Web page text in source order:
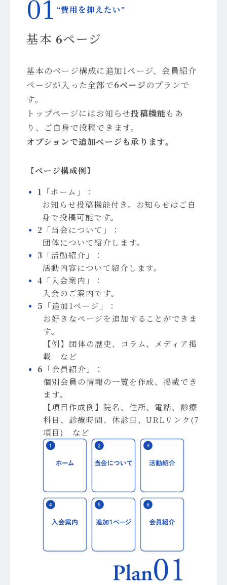
01 “費用を抑えたい”
基本 6ページ
基本のページ構成に追加1ページ、会員紹介
ページが入った全部で6ページのプランで
す。
トップページにはお知らせ投稿機能もあ
り、ご自身で投稿できます。
オプションで追加ページも承ります。
【ページ構成例】
1 「ホーム」：
お知らせ投稿機能付き。お知らせはご自
身で投稿可能です。
2 「当会について」：
団体について紹介します。
3 「活動紹介」：
活動内容について紹介します。
4 「入会案内」：
入会のご案内です。
5 「追加1ページ」：
お好きなページを追加することができま
す。
【例】団体の歴史、コラム、メディア掲
載 など
6 「会員紹介」：
個別会員の情報の一覧を作成、掲載でき
ます。
【項目作成例】院名、住所、電話、診療
科目、診療時間、休診日、URLリンク(7
項目) など